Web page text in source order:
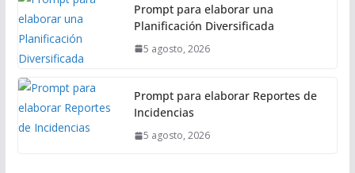
Prompt para elaborar una
Planificación Diversificada
5 agosto, 2026
Prompt para elaborar Reportes de
Incidencias
5 agosto, 2026